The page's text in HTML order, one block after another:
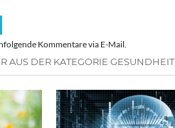
Kommentare via E-Mail.
AUS DER KATEGORIE GESUNDHEIT